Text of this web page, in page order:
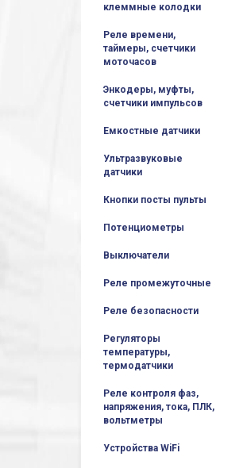
клеммные колодки
Реле времени,
таймеры, счетчики
моточасов
Энкодеры, муфты,
счетчики импульсов
Емкостные датчики
Ультразвуковые
датчики
Кнопки посты пульты
Потенциометры
Выключатели
Реле промежуточные
Реле безопасности
Регуляторы
температуры,
термодатчики
Реле контроля фаз,
напряжения, тока, ПЛК,
вольтметры
Устройства WiFi